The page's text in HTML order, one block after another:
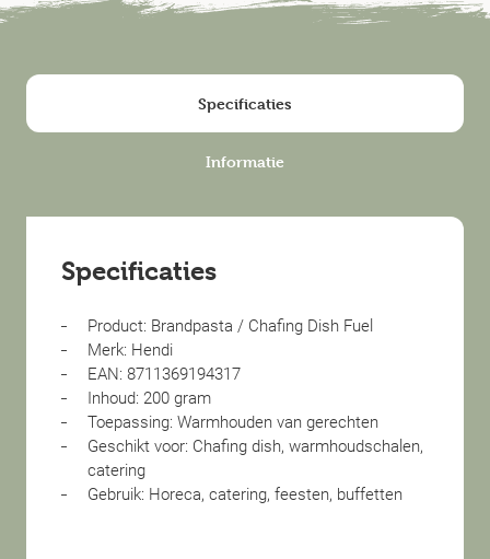
Specificaties
Informatie
Specificaties
Product: Brandpasta / Chafing Dish Fuel
Merk: Hendi
EAN: 8711369194317
Inhoud: 200 gram
Toepassing: Warmhouden van gerechten
Geschikt voor: Chafing dish, warmhoudschalen,
catering
Gebruik: Horeca, catering, feesten, buffetten